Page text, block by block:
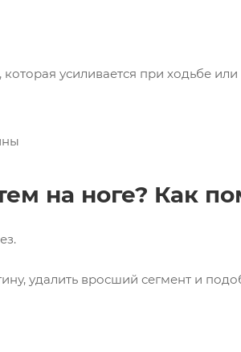
усиливается при ходьбе
на ноге? Как
удалить вросший сегмент и